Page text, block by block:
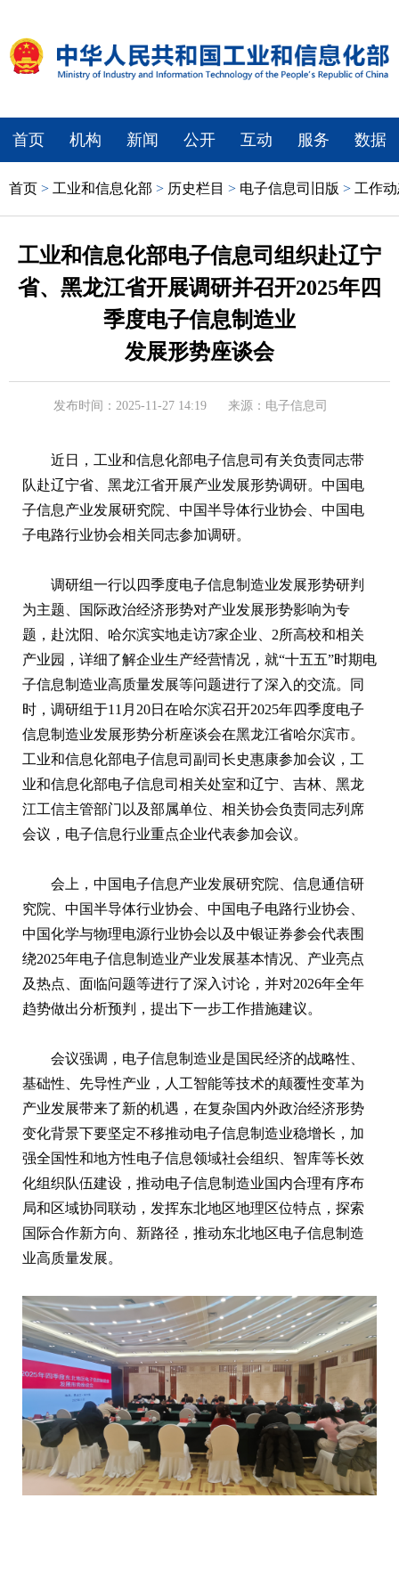
首页 机构 新闻 公开 互动 服务 数据
首页 > 工业和信息化部 > 历史栏目 > 电子信息司旧版 > 工作
工业和信息化部电子信息司组织赴辽宁
省、黑龙江省开展调研并召开2025年四
季度电子信息制造业
发展形势座谈会
发布时间：2025-11-27 14:19 来源：电子信息司
近日，工业和信息化部电子信息司有关负责同志带
队赴辽宁省、黑龙江省开展产业发展形势调研。中国电
子信息产业发展研究院、中国半导体行业协会、中国电
子电路行业协会相关同志参加调研。
调研组一行以四季度电子信息制造业发展形势研判
为主题、国际政治经济形势对产业发展形势影响为专
题，赴沈阳、哈尔滨实地走访7家企业、2所高校和相关
产业园，详细了解企业生产经营情况，就“十五五”时期电
子信息制造业高质量发展等问题进行了深入的交流。同
时，调研组于11月20日在哈尔滨召开2025年四季度电子
信息制造业发展形势分析座谈会在黑龙江省哈尔滨市。
工业和信息化部电子信息司副司长史惠康参加会议，工
业和信息化部电子信息司相关处室和辽宁、吉林、黑龙
江工信主管部门以及部属单位、相关协会负责同志列席
会议，电子信息行业重点企业代表参加会议。
会上，中国电子信息产业发展研究院、信息通信研
究院、中国半导体行业协会、中国电子电路行业协会、
中国化学与物理电源行业协会以及中银证券参会代表围
绕2025年电子信息制造业产业发展基本情况、产业亮点
及热点、面临问题等进行了深入讨论，并对2026年全年
趋势做出分析预判，提出下一步工作措施建议。
会议强调，电子信息制造业是国民经济的战略性、
基础性、先导性产业，人工智能等技术的颠覆性变革为
产业发展带来了新的机遇，在复杂国内外政治经济形势
变化背景下要坚定不移推动电子信息制造业稳增长，加
强全国性和地方性电子信息领域社会组织、智库等长效
化组织队伍建设，推动电子信息制造业国内合理有序布
局和区域协同联动，发挥东北地区地理区位特点，探索
国际合作新方向、新路径，推动东北地区电子信息制造
业高质量发展。